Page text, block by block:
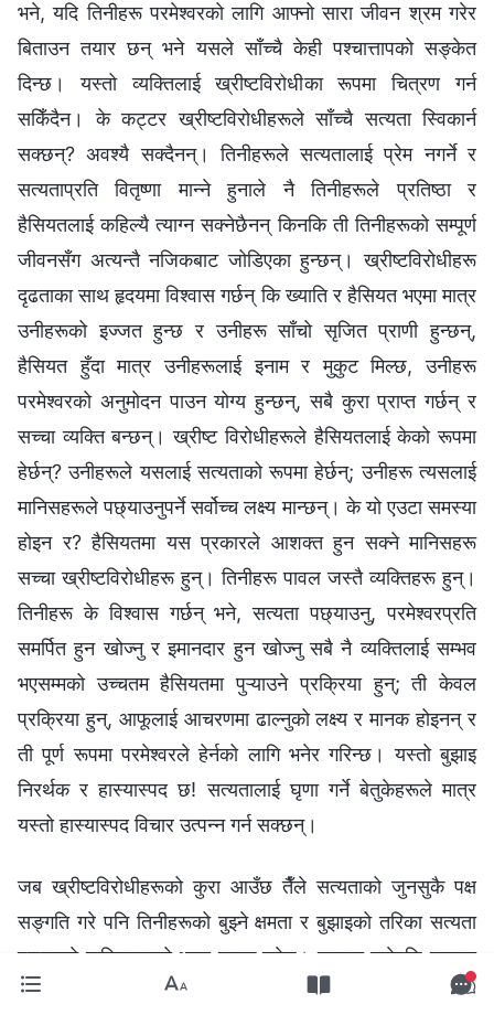
भने, यदि तिनीहरू परमेश्‍वरको लागि आफ्नो सारा जीवन श्रम गरेर
बिताउन तयार छन् भने यसले साँच्‍चै केही पश्‍चात्तापको सङ्केत
दिन्छ। यस्तो व्यक्तिलाई ख्रीष्टविरोधीका रूपमा चित्रण गर्न
सकिँदैन। के कट्टर ख्रीष्टविरोधीहरूले साँच्‍चै सत्यता स्विकार्न
सक्छन्? अवश्यै सक्दैनन्। तिनीहरूले सत्यतालाई प्रेम नगर्ने र
सत्यताप्रति वितृष्णा मान्‍ने हुनाले नै तिनीहरूले प्रतिष्ठा र
हैसियतलाई कहिल्यै त्याग्‍न सक्‍नेछैनन् किनकि ती तिनीहरूको सम्पूर्ण
जीवनसँग अत्यन्तै नजिकबाट जोडिएका हुन्छन्। ख्रीष्टविरोधीहरू
दृढताका साथ हृदयमा विश्‍वास गर्छन् कि ख्याति र हैसियत भएमा मात्र
उनीहरूको इज्जत हुन्छ र उनीहरू साँचो सृजित प्राणी हुन्छन्,
हैसियत हुँदा मात्र उनीहरूलाई इनाम र मुकुट मिल्छ, उनीहरू
परमेश्‍वरको अनुमोदन पाउन योग्य हुन्छन्, सबै कुरा प्राप्त गर्छन् र
सच्चा व्यक्ति बन्छन्। ख्रीष्ट विरोधीहरूले हैसियतलाई केको रूपमा
हेर्छन्? उनीहरूले यसलाई सत्यताको रूपमा हेर्छन्; उनीहरू त्यसलाई
मानिसहरूले पछ्याउनुपर्ने सर्वोच्‍च लक्ष्य मान्छन्। के यो एउटा समस्या
होइन र? हैसियतमा यस प्रकारले आशक्त हुन सक्ने मानिसहरू
सच्चा ख्रीष्टविरोधीहरू हुन्। तिनीहरू पावल जस्तै व्यक्तिहरू हुन्।
तिनीहरू के विश्‍वास गर्छन् भने, सत्यता पछ्याउनु, परमेश्‍वरप्रति
समर्पित हुन खोज्नु र इमानदार हुन खोज्नु सबै नै व्यक्तिलाई सम्भव
भएसम्मको उच्चतम हैसियतमा पुऱ्याउने प्रक्रिया हुन्; ती केवल
प्रक्रिया हुन्, आफूलाई आचरणमा ढाल्नुको लक्ष्य र मानक होइनन् र
ती पूर्ण रूपमा परमेश्‍वरले हेर्नको लागि भनेर गरिन्छ। यस्तो बुझाइ
निरर्थक र हास्यास्पद छ! सत्यतालाई घृणा गर्ने बेतुकेहरूले मात्र
यस्तो हास्यास्पद विचार उत्पन्‍न गर्न सक्छन्।
जब ख्रीष्टविरोधीहरूको कुरा आउँछ तैँले सत्यताको जुनसुकै पक्ष
सङ्गति गरे पनि तिनीहरूको बुझ्‍ने क्षमता र बुझाइको तरिका सत्यता
पछ्याउने मानिसहरूको भन्दा फरक हुनेछ। सत्यता सुनेपछि सत्यता
पछ्याउने मानिसहरूले सोच्छन्, “मसँग सत्यताको यो पक्ष छैन र